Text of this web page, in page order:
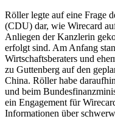
Röller legte auf eine Frage
(CDU) dar, wie Wirecard
Anliegen der Kanzlerin
erfolgt sind. Am Anfang
Wirtschaftsberaters und
zu Guttenberg auf den
China. Röller habe
und beim
ein Engagement für
Informationen über